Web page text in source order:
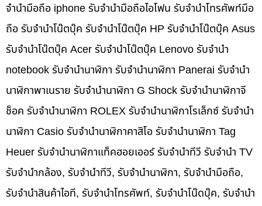
จำนำมือถือ iphone รับจำนำมือถือไอโฟน รับจำนำโทรศัพท์มือ
ถือ รับจำนำโน๊ตบุ๊ค รับจำนำโน๊ตบุ๊ค HP รับจำนำโน๊ตบุ๊ค Asus
รับจำนำโน๊ตบุ๊ค Acer รับจำนำโน๊ตบุ๊ค Lenovo รับจำนำ
notebook รับจำนำนาฬิกา รับจำนำนาฬิกา Panerai รับจำนำ
นาฬิกาพาเนราย รับจำนำนาฬิกา G Shock รับจำนำนาฬิกาจี
ช็อค รับจำนำนาฬิกา ROLEX รับจำนำนาฬิกาโรเล็กซ์ รับจำนำ
นาฬิกา Casio รับจำนำนาฬิกาคาสิโอ รับจำนำนาฬิกา Tag
Heuer รับจำนำนาฬิกาแท็คฮอยเออร์ รับจำนำทีวี รับจำนำ TV
รับจำนำกล้อง, รับจำนำทีวี, รับจำนำนาฬิกา, รับจำนำมือถือ,
รับจำนำสินค้าไอที, รับจำนำโทรศัพท์, รับจำนำโน๊ดบุ๊ค, รับจำนำ